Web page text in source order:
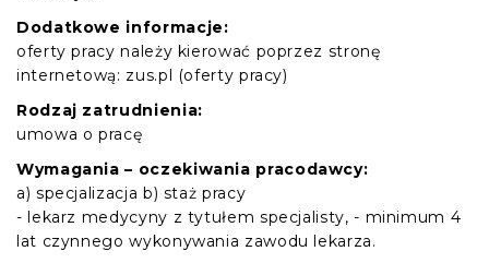
Dodatkowe informacje:
oferty pracy należy kierować poprzez stronę
internetową: zus.pl (oferty pracy)
Rodzaj zatrudnienia:
umowa o pracę
Wymagania – oczekiwania pracodawcy:
a) specjalizacja b) staż pracy
- lekarz medycyny z tytułem specjalisty, - minimum 4
lat czynnego wykonywania zawodu lekarza.